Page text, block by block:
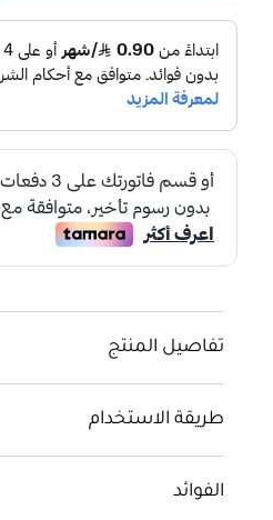
تفاصيل المنتج
طريقة الاستخدام
الفوائد